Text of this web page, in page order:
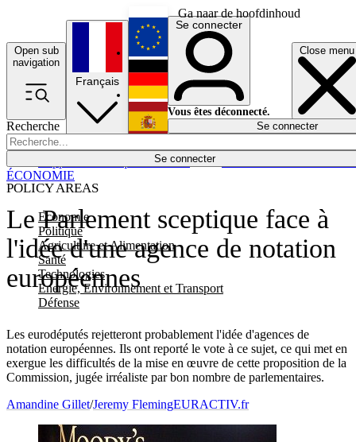
Ga naar de hoofdinhoud
Open sub
navigation
Close menu
Recherche
Se connecter
POLICY AREAS
Economie
Politique
Agriculture et Alimentation
Santé
Technologies
Energie, Environnement et Transport
Défense
Économie
Français
English
Deutsch
Español
Se connecter
Vous êtes déconnecté.
Se connecter
Le Parlement sceptique face à
l'idée d'une agence de notation
européennes
Les eurodéputés rejetteront probablement l'idée d'agences de
notation européennes. Ils ont reporté le vote à ce sujet, ce qui met en
exergue les difficultés de la mise en œuvre de cette proposition de la
Commission, jugée irréaliste par bon nombre de parlementaires.
ÉCONOMIE
Amandine Gillet/Jeremy FlemingEURACTIV.fr